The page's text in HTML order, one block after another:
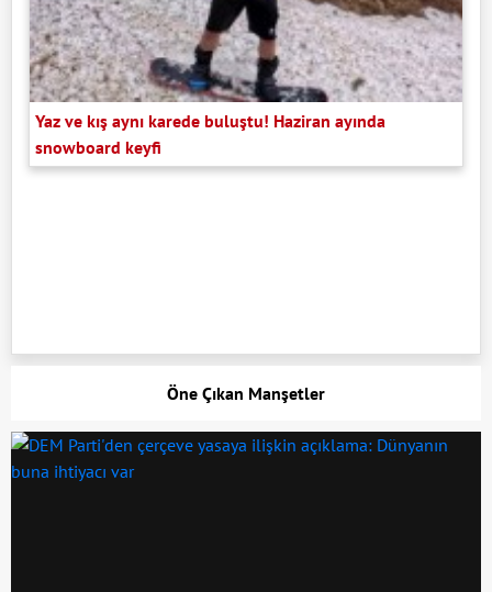
Yaz ve kış aynı karede buluştu! Haziran ayında
snowboard keyfi
Öne Çıkan Manşetler